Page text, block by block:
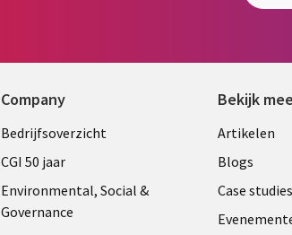
Company
Useful
links
NETHERLANDS
Bedrijfsoverzicht
CGI 50 jaar
Environmental, Social &
Governance
Bekijk
Library
Links
Artikelen
Blogs
Case studies